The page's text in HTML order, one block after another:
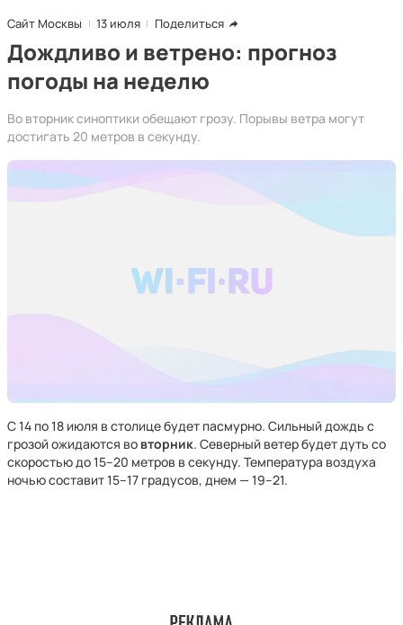
Сайт Москвы 13 июля Поделиться
Дождливо и ветрено: прогноз
погоды на неделю
Во вторник синоптики обещают грозу. Порывы ветра могут
достигать 20 метров в секунду.
С 14 по 18 июля в столице будет пасмурно. Сильный дождь с
грозой ожидаются во вторник. Северный ветер будет дуть со
скоростью до 15–20 метров в секунду. Температура воздуха
ночью составит 15–17 градусов, днем — 19–21.